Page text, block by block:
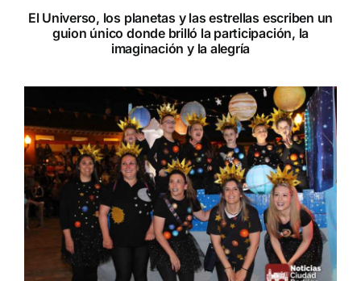
El Universo, los planetas y las estrellas escriben un
guion único donde brilló la participación, la
imaginación y la alegría